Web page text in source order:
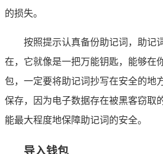
的损失。
按照提示认真备份助记词，助记
在，它就像是一把万能钥匙，能够在
包，一定要将助记词抄写在安全的地
保存，因为电子数据存在被黑客窃取
能最大程度地保障助记词的安全。
导入钱包